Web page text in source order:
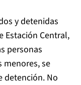
y detenidas
Estación Central,
personas
menores, se
detención. No